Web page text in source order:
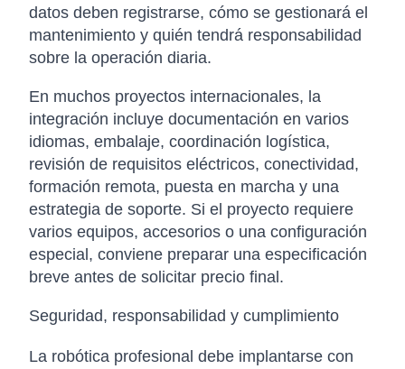
datos deben registrarse, cómo se gestionará el
mantenimiento y quién tendrá responsabilidad
sobre la operación diaria.
En muchos proyectos internacionales, la
integración incluye documentación en varios
idiomas, embalaje, coordinación logística,
revisión de requisitos eléctricos, conectividad,
formación remota, puesta en marcha y una
estrategia de soporte. Si el proyecto requiere
varios equipos, accesorios o una configuración
especial, conviene preparar una especificación
breve antes de solicitar precio final.
Seguridad, responsabilidad y cumplimiento
La robótica profesional debe implantarse con